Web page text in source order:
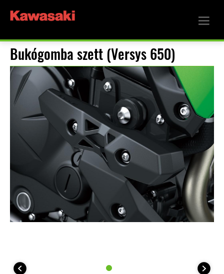
Bukógomba szett (Versys 650)